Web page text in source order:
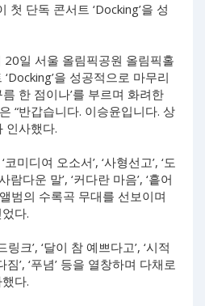
단독 콘서트 ‘Docking’을 성
일 서울 올림픽공원 올림픽홀
을 성공적으로 마무리
름 한 점이나’를 부르며 화려한
“반갑습니다. 이승윤입니다. 상
인사했다.
미디여 오소서’, ‘사형선고’, ‘도
람다운 말’, ‘커다란 마음’, ‘흩어
범의 수록곡 무대를 선보이며
다.
크’, ‘달이 참 예쁘다고’, ‘시적
짐’, ‘푸념’ 등을 열창하며 다채로
다.